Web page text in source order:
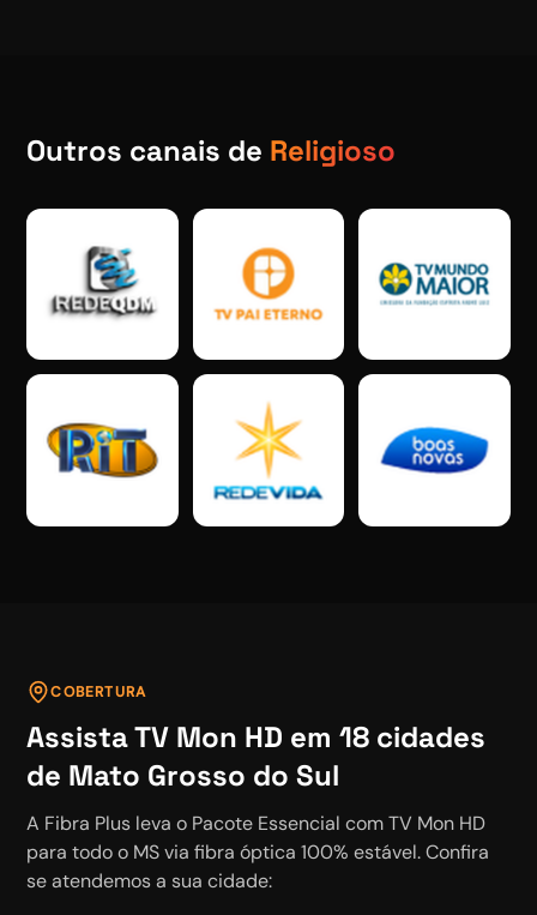
Outros canais de Religioso
COBERTURA
AssistaTV Mon HD em18 cidades
de Mato Grosso do Sul
A Fibra Plus leva o Pacote Essencial comTV Mon HD
para todo o MS via fibra óptica 100% estável. Confira
se atendemos a sua cidade: